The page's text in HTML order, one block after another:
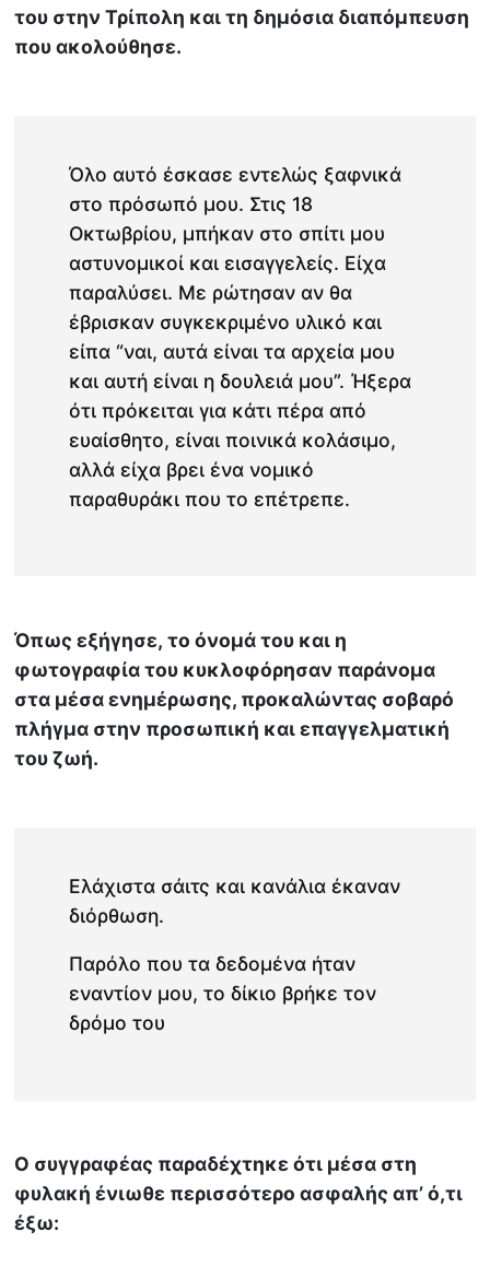
του στην Τρίπολη και τη δημόσια διαπόμπευση
που ακολούθησε.
Όλο αυτό έσκασε εντελώς ξαφνικά
στο πρόσωπό μου. Στις 18
Οκτωβρίου, μπήκαν στο σπίτι μου
αστυνομικοί και εισαγγελείς. Είχα
παραλύσει. Με ρώτησαν αν θα
έβρισκαν συγκεκριμένο υλικό και
είπα “ναι, αυτά είναι τα αρχεία μου
και αυτή είναι η δουλειά μου”. Ήξερα
ότι πρόκειται για κάτι πέρα από
ευαίσθητο, είναι ποινικά κολάσιμο,
αλλά είχα βρει ένα νομικό
παραθυράκι που το επέτρεπε.
Όπως εξήγησε, το όνομά του και η
φωτογραφία του κυκλοφόρησαν παράνομα
στα μέσα ενημέρωσης, προκαλώντας σοβαρό
πλήγμα στην προσωπική και επαγγελματική
του ζωή.
Ελάχιστα σάιτς και κανάλια έκαναν
διόρθωση.
Παρόλο που τα δεδομένα ήταν
εναντίον μου, το δίκιο βρήκε τον
δρόμο του
Ο συγγραφέας παραδέχτηκε ότι μέσα στη
φυλακή ένιωθε περισσότερο ασφαλής απ’ ό,τι
έξω: